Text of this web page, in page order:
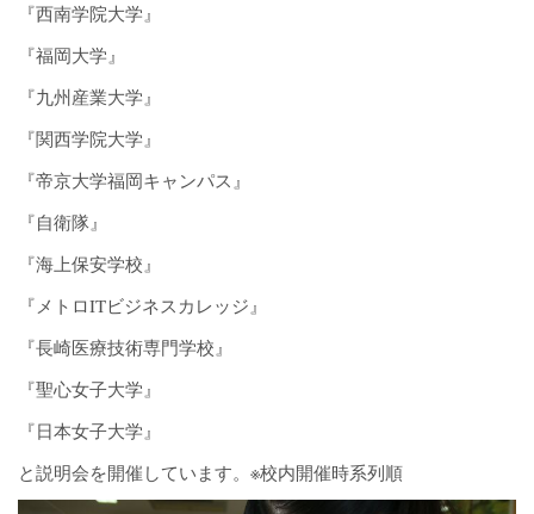
『西南学院大学』
『福岡大学』
『九州産業大学』
『関西学院大学』
『帝京大学福岡キャンパス』
『自衛隊』
『海上保安学校』
『メトロITビジネスカレッジ』
『長崎医療技術専門学校』
『聖心女子大学』
『日本女子大学』
と説明会を開催しています。※校内開催時系列順